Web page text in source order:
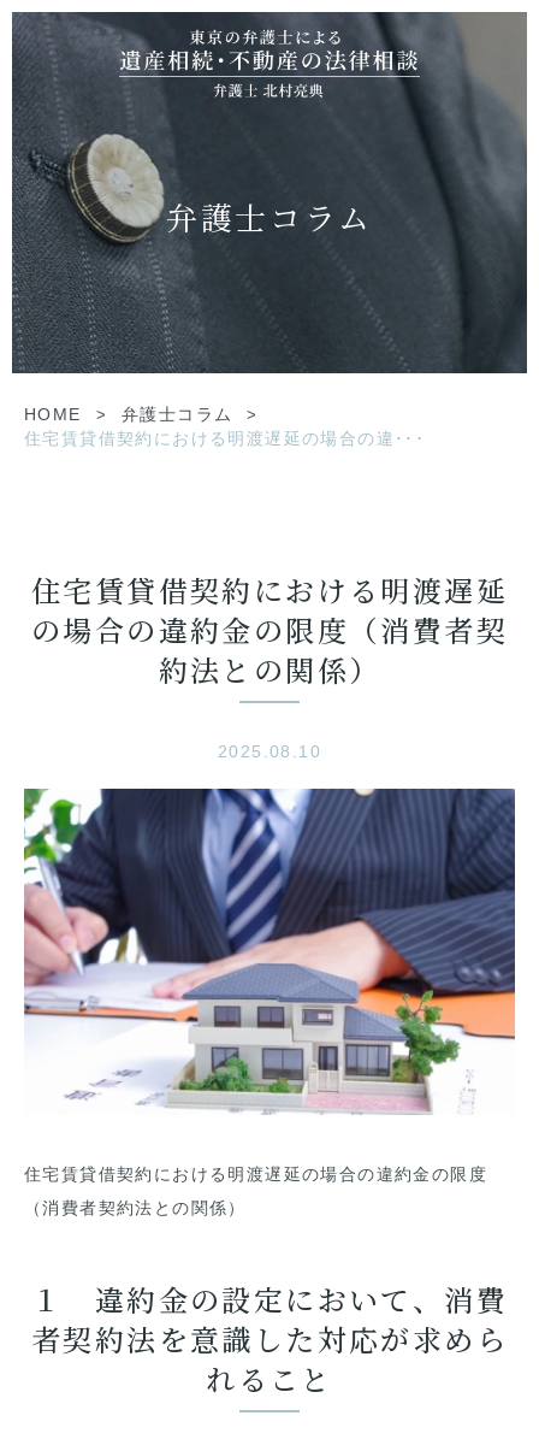
弁護士コラム
HOME > 弁護士コラム
>
住宅賃貸借契約における明渡遅延の場合の違･･･
住宅賃貸借契約における明渡遅延
の場合の違約金の限度（消費者契
約法との関係）
2025.08.10
住宅賃貸借契約における明渡遅延の場合の違約金の限度
（消費者契約法との関係）
１ 違約金の設定において、消費
者契約法を意識した対応が求めら
れること